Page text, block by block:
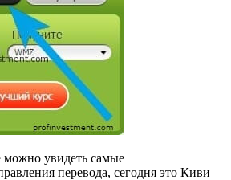
можно увидеть самые
перевода, сегодня это Киви